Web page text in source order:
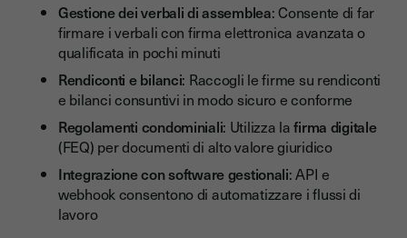
Gestione dei verbali di assemblea: Consente di far
firmare i verbali con firma elettronica avanzata o
qualificata in pochi minuti
Rendiconti e bilanci: Raccogli le firme su rendiconti
e bilanci consuntivi in modo sicuro e conforme
Regolamenti condominiali: Utilizza lafirma digitale
(FEQ) per documenti di alto valore giuridico
Integrazione con software gestionali: API e
webhook consentono di automatizzare i flussi di
lavoro